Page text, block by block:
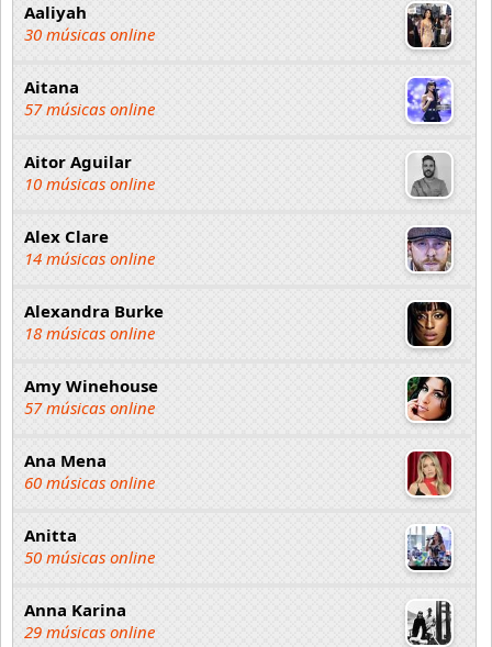
Aaliyah
30 músicas online
Aitana
57 músicas online
Aitor Aguilar
10 músicas online
Alex Clare
14 músicas online
Alexandra Burke
18 músicas online
Amy Winehouse
57 músicas online
Ana Mena
60 músicas online
Anitta
50 músicas online
Anna Karina
29 músicas online